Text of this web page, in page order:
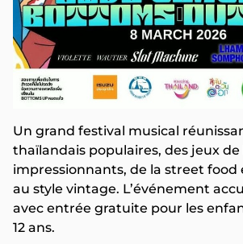
Un grand festival musical
thaïlandais populaires, des jeux
impressionnants, de la street food
au style vintage. L’événement
avec entrée gratuite pour les
12 ans.